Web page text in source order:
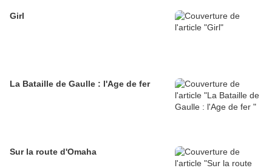
Girl
La Bataille de Gaulle : l'Age de fer
Sur la route d'Omaha